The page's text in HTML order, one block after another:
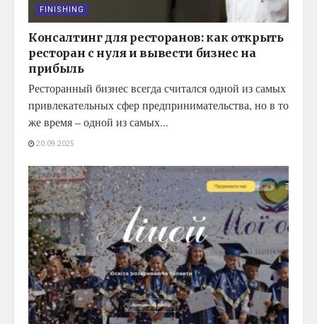
FINISHING
Консалтинг для ресторанов: как открыть
ресторан с нуля и вывести бизнес на
прибыль
Ресторанный бизнес всегда считался одной из самых
привлекательных сфер предпринимательства, но в то
же время – одной из самых...
20.09.2025